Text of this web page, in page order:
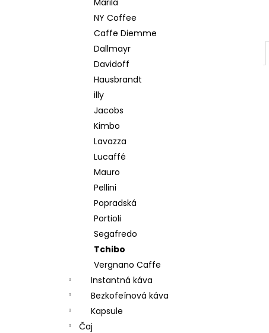
Marila
NY Coffee
Caffe Diemme
Dallmayr
Davidoff
Hausbrandt
illy
Jacobs
Kimbo
Lavazza
Lucaffé
Mauro
Pellini
Popradská
Portioli
Segafredo
Tchibo
Vergnano Caffe
Instantná káva
Bezkofeínová káva
Kapsule
Čaj